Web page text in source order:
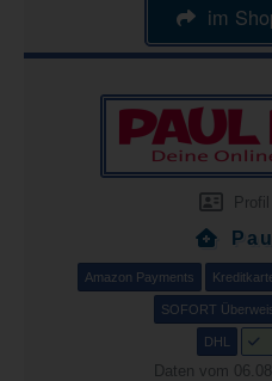
im
Amazon Payments
SOFORT
DHL
Daten vom